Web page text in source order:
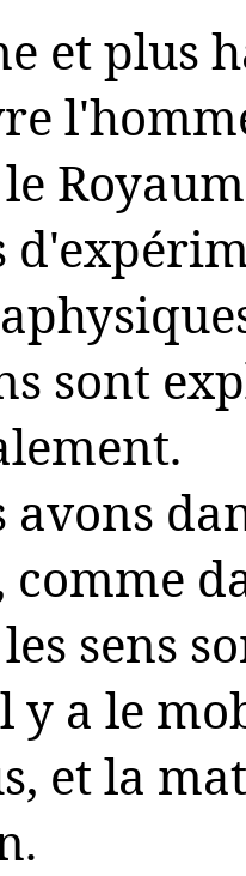
et plus
sont
avons
sens
y a le
et la